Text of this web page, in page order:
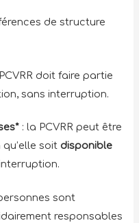
de structure
doit faire partie
sans interruption.
: la PCVRR peut être
soit disponible
sont
responsables